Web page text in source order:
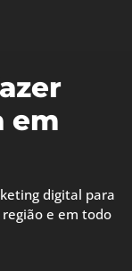
em
digital para
região e em todo